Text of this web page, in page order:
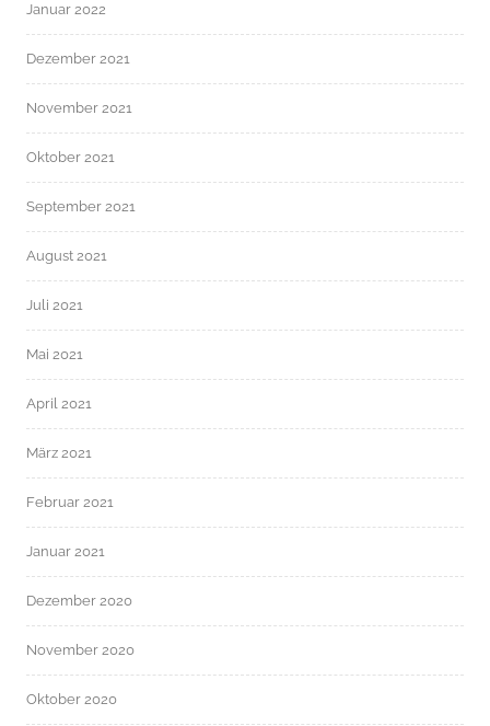
Januar 2022
Dezember 2021
November 2021
Oktober 2021
September 2021
August 2021
Juli 2021
Mai 2021
April 2021
März 2021
Februar 2021
Januar 2021
Dezember 2020
November 2020
Oktober 2020